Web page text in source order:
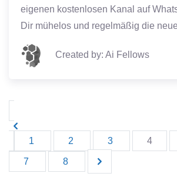
eigenen kostenlosen Kanal auf
Dir mühelos und regelmäßig die
Created by: Ai Fellows
1 2 3 4
7 8